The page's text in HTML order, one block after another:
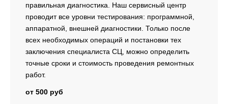
правильная диагностика. Наш сервисный центр
проводит все уровни тестирования: программной,
аппаратной, внешней диагностики. Только после
всех необходимых операций и постановки тех
заключения специалиста СЦ, можно определить
точные сроки и стоимость проведения ремонтных
работ.
от 500 руб